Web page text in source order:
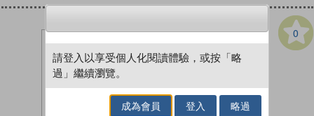
0
請登入以享受個人化閱讀體驗，或按「略
過」繼續瀏覽。
成為會員 登入 略過